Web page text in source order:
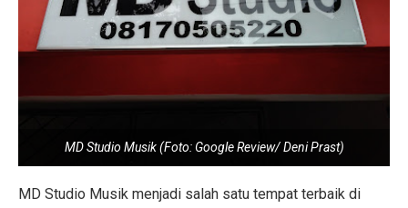
MD Studio Musik (Foto: Google Review/ Deni Prast)
MD Studio Musik menjadi salah satu tempat terbaik di